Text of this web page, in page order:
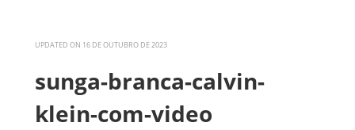
UPDATED ON 16 DE OUTUBRO DE 2023
sunga-branca-calvin-
klein-com-video